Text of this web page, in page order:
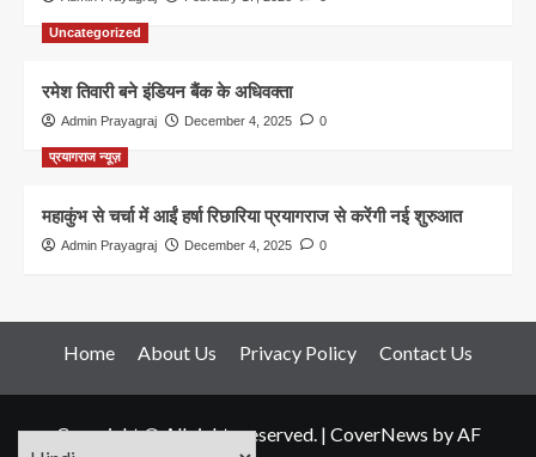
Uncategorized
रमेश तिवारी बने इंडियन बैंक के अधिवक्ता
Admin Prayagraj December 4, 2025 0
प्रयागराज न्यूज़
महाकुंभ से चर्चा में आईं हर्षा रिछारिया प्रयागराज से करेंगी नई शुरुआत
Admin Prayagraj December 4, 2025 0
Home About Us Privacy Policy Contact Us
Copyright © All rights reserved. | CoverNews by AF